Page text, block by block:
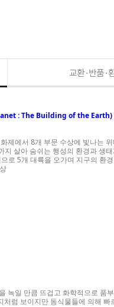
교환·반품·
: The Building of the Earth)
에서 8개 부문 수상에 빛나는
살아 숨쉬는 행성의 환경과 생
로 5개 대륙을 오가며 지구의 환
녹일 만큼 뜨겁고 화학적으로
럼 보이지만 동식물들에 의해